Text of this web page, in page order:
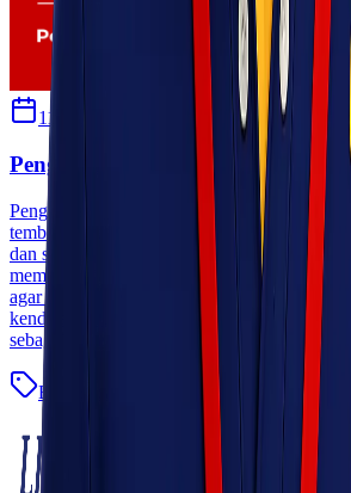
11 Maret 2026 Sherly
Pengiriman Rokok Legal ke
Pengiriman Rokok Legal ke Seluruh
tembakau seperti rokok memerlukan sistem
dan sesuai dengan peraturan yang berlaku.
memperhatikan aspek legalitas, keamanan,
agar produk dapat sampai ke distributor atau
kendala. Untuk memenuhi kebutuhan
sebagai solusi pengiriman rokok legal
Blog Baca Selengkapnya